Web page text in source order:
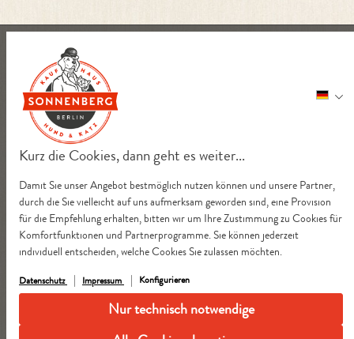
Kurz die Cookies, dann geht es weiter...
Damit Sie unser Angebot bestmöglich nutzen können und unsere Partner,
durch die Sie vielleicht auf uns aufmerksam geworden sind, eine Provision
für die Empfehlung erhalten, bitten wir um Ihre Zustimmung zu Cookies für
Komfortfunktionen und Partnerprogramme. Sie können jederzeit
individuell entscheiden, welche Cookies Sie zulassen möchten.
Datenschutz Impressum Konfigurieren
Nur technisch notwendige